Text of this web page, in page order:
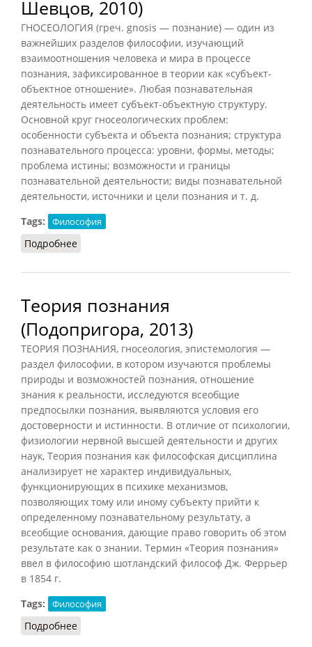
Шевцов, 2010)
ГНОСЕОЛОГИЯ (греч. gnosis — познание) — один из
важнейших разделов философии, изучающий
взаимоотношения человека и мира в процессе
познания, зафиксированное в теории как «субъект-
объектное отношение». Любая познавательная
деятельность имеет субъект-объектную структуру.
Основной круг гносеологических проблем:
особенности субъекта и объекта познания; структура
познавательного процесса: уровни, формы, методы;
проблема истины; возможности и границы
познавательной деятельности; виды познавательной
деятельности, источники и цели познания и т. д.
Tags:
Философия
Подробнее
Теория познания
(Подопригора, 2013)
ТЕОРИЯ ПОЗНАНИЯ, гносеология, эпистемология —
раздел философии, в котором изучаются проблемы
природы и возможностей познания, отношение
знания к реальности, исследуются всеобщие
предпосылки познания, выявляются условия его
достоверности и истинности. В отличие от психологии,
физиологии нервной высшей деятельности и других
наук, Теория познания как философская дисциплина
анализирует не характер индивидуальных,
функционирующих в психике механизмов,
позволяющих тому или иному субъекту прийти к
определенному познавательному результату, а
всеобщие основания, дающие право говорить об этом
результате как о знании. Термин «Теория познания»
ввел в философию шотландский философ Дж. Феррьер
в 1854 г.
Tags:
Философия
Подробнее